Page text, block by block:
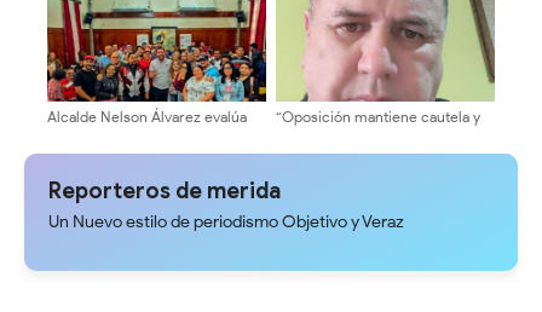
Alcalde Nelson Álvarez evalúa
técnicos local
“Oposición mantiene cautela y
en eventuales negociaciones”
Reporteros de merida
Un Nuevo estilo de periodismo Objetivo y Veraz